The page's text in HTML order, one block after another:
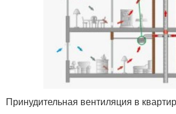
Принудительная вентиляция в